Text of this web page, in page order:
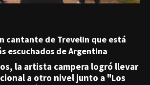
cantante de Trevelin que está
escuchados de Argentina
la artista campera logró llevar
a otro nivel junto a "Los